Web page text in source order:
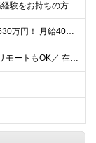
■何らかのシステム開発の実務経験をお持ちの方(3年以上) ■学歴不問 ≪こんな方にピッタリ≫ □ スキルや経験に見合う正当な収入を得たい □ PGからSEへのステップアップなど上流工程に挑戦したい
★還元率最大80%！平均年収530万円！ 月給40万円～60万円＋業績賞与 想定年収：年収500万円～800万円 ※スキルやご経験、担当案件により変動します ◎スキルや経験を考慮し、優遇します
＼リモート案件が83%！フルリモートもOK／ 在宅勤務、または東京、神奈川、埼玉、千葉のプロジェクト先 ★リモート率83%！フルリモート案件も多数！ ★転居を伴う転勤はありません ■本社 東京都港区